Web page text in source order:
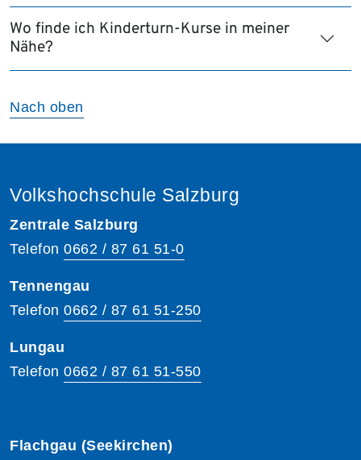
Wo finde ich Kinderturn-Kurse in meiner
Nähe?
Nach oben
Volkshochschule Salzburg
Zentrale Salzburg
Telefon 0662 / 87 61 51-0
Tennengau
Telefon 0662 / 87 61 51-250
Lungau
Telefon 0662 / 87 61 51-550
Flachgau (Seekirchen)